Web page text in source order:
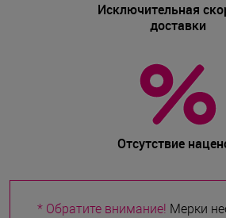
Исключительная
доставки
Отсутствие
* Обратите внимание! Мерки